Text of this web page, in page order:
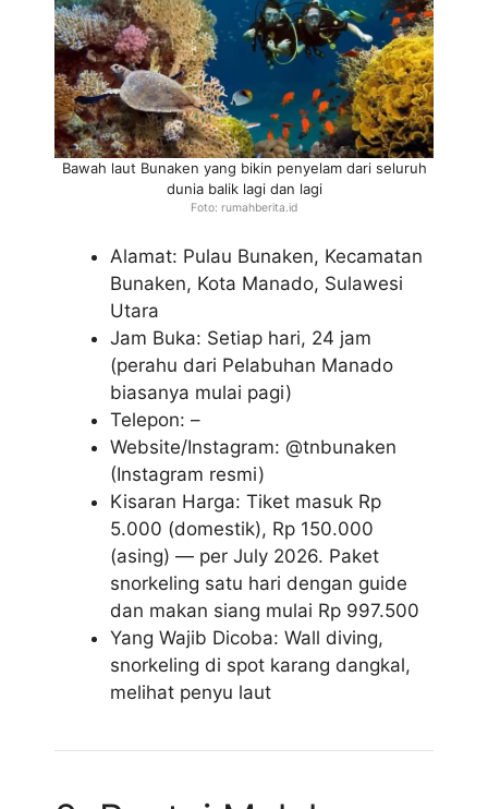
Bawah laut Bunaken yang bikin penyelam dari seluruh
dunia balik lagi dan lagi
Foto: rumahberita.id
Alamat: Pulau Bunaken, Kecamatan
Bunaken, Kota Manado, Sulawesi
Utara
Jam Buka: Setiap hari, 24 jam
(perahu dari Pelabuhan Manado
biasanya mulai pagi)
Telepon: –
Website/Instagram: @tnbunaken
(Instagram resmi)
Kisaran Harga: Tiket masuk Rp
5.000 (domestik), Rp 150.000
(asing) — per July 2026. Paket
snorkeling satu hari dengan guide
dan makan siang mulai Rp 997.500
Yang Wajib Dicoba: Wall diving,
snorkeling di spot karang dangkal,
melihat penyu laut